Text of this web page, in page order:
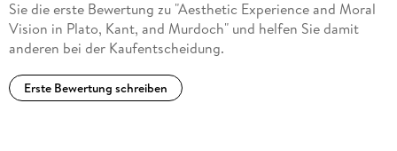
Sie die erste Bewertung zu "Aesthetic Experience and Moral
Vision in Plato, Kant, and Murdoch" und helfen Sie damit
anderen bei der Kaufentscheidung.
Erste Bewertung schreiben